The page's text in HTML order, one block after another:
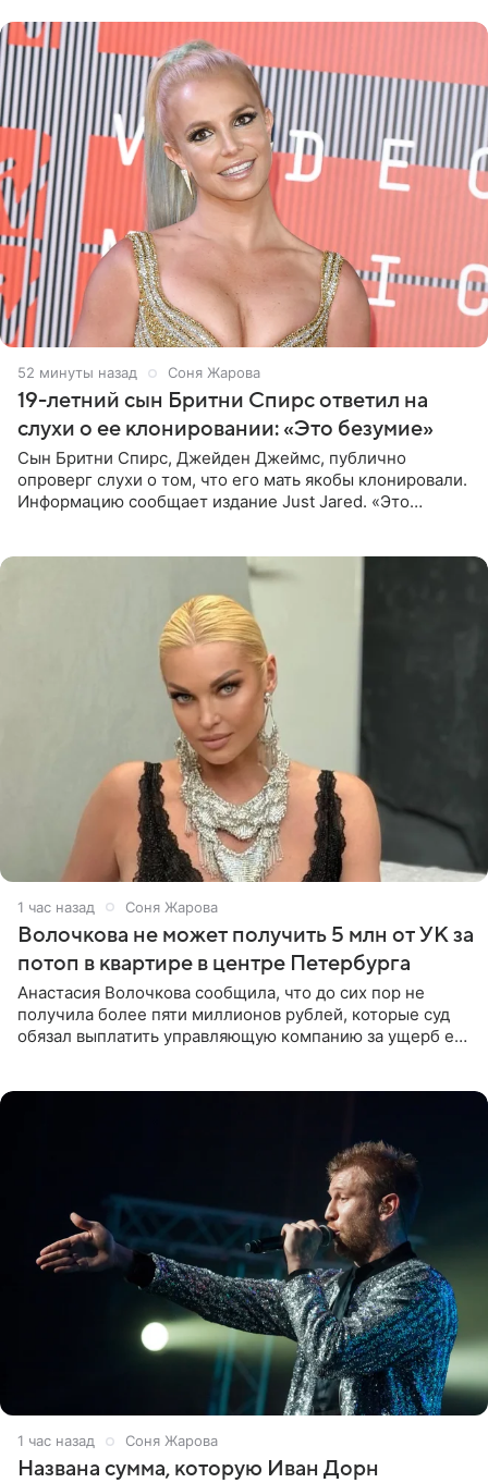
52 минуты назад Соня Жарова
19-летний сын Бритни Спирс ответил на
слухи о ее клонировании: «Это безумие»
Сын Бритни Спирс, Джейден Джеймс, публично
опроверг слухи о том, что его мать якобы клонировали.
Информацию сообщает издание Just Jared. «Это
1 час назад Соня Жарова
Волочкова не может получить 5 млн от УК за
потоп в квартире в центре Петербурга
Анастасия Волочкова сообщила, что до сих пор не
получила более пяти миллионов рублей, которые суд
обязал выплатить управляющую компанию за ущерб ее
1 час назад Соня Жарова
Названа сумма, которую Иван Дорн